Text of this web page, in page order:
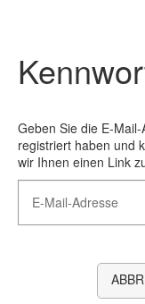
IP-Kameras
Videoserver
Zubehör
Videomanagement-
Warenkorb
Geben Sie die E-
registriert haben und
wir Ihnen einen Link